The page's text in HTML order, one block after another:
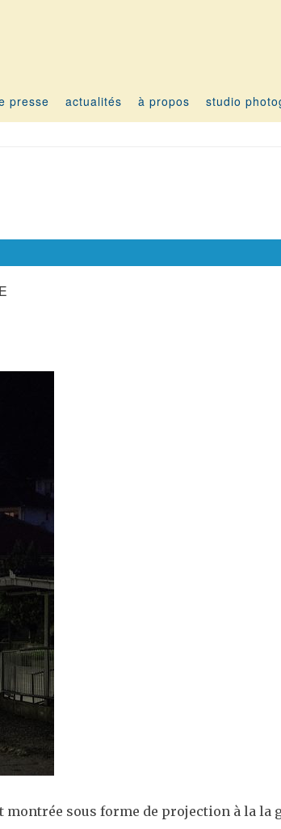
presse actualités à propos studio
montrée sous forme de projection à la